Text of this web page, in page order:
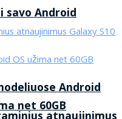
savo Android
Android
net 60GB